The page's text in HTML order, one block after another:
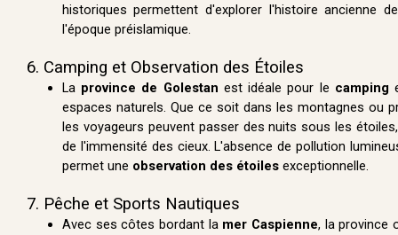
historiques permettent d'explorer l'histoire ancienne
l'époque préislamique.
6. Camping et Observation des Étoiles
La province de Golestan est idéale pour le camping
espaces naturels. Que ce soit dans les montagnes ou
les voyageurs peuvent passer des nuits sous les
de l'immensité des cieux. L'absence de pollution
permet une observation des étoilesexceptionnelle.
7. Pêche et Sports Nautiques
Avec ses côtes bordant la mer Caspienne, la province